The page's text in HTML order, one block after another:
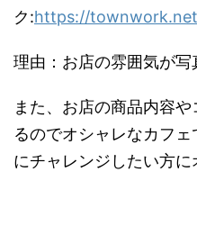
ク:https://
理由：お店の雰囲気が写
また、お店の商品内容
るのでオシャレなカフ
にチャレンジしたい方に